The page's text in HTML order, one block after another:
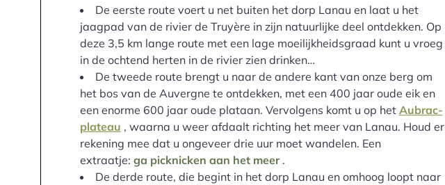
De eerste route voert u net buiten het dorp Lanau en laat u het
jaagpad van de rivier de Truyère in zijn natuurlijke deel ontdekken. Op
deze 3,5 km lange route met een lage moeilijkheidsgraad kunt u vroeg
in de ochtend herten in de rivier zien drinken…
De tweede route brengt u naar de andere kant van onze berg om
het bos van de Auvergne te ontdekken, met een 400 jaar oude eik en
een enorme 600 jaar oude plataan. Vervolgens komt u op het Aubrac-
plateau , waarna u weer afdaalt richting het meer van Lanau. Houd er
rekening mee dat u ongeveer drie uur moet wandelen. Een
extraatje: ga picknicken aan het meer.
De derde route, die begint in het dorp Lanau en omhoog loopt naar